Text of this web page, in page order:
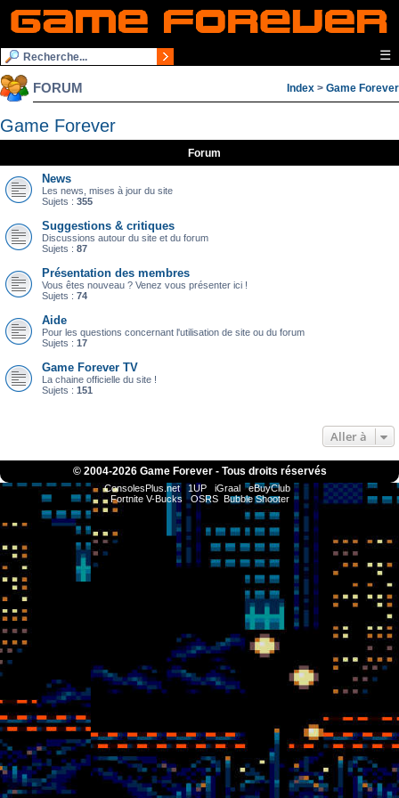
☰
FORUM Index > Game Forever
Game Forever
Forum
News
Les news, mises à jour du site
Sujets : 355
Suggestions & critiques
Discussions autour du site et du forum
Sujets : 87
Présentation des membres
Vous êtes nouveau ? Venez vous présenter ici !
Sujets : 74
Aide
Pour les questions concernant l'utilisation de site ou du forum
Sujets : 17
Game Forever TV
La chaine officielle du site !
Sujets : 151
Aller à
© 2004-2026 Game Forever - Tous droits réservés
ConsolesPlus.net 1UP iGraal
eBuyClub
Fortnite V-Bucks
OSRS Bubble Shooter